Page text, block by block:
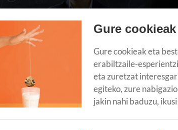
da, eta hango CEO da David Ruiz. Berarekin hitz
Gure cookieak
Gure cookieak eta
erabiltzaile-
eta zuretzat
egiteko, zure
jakin nahi baduzu,